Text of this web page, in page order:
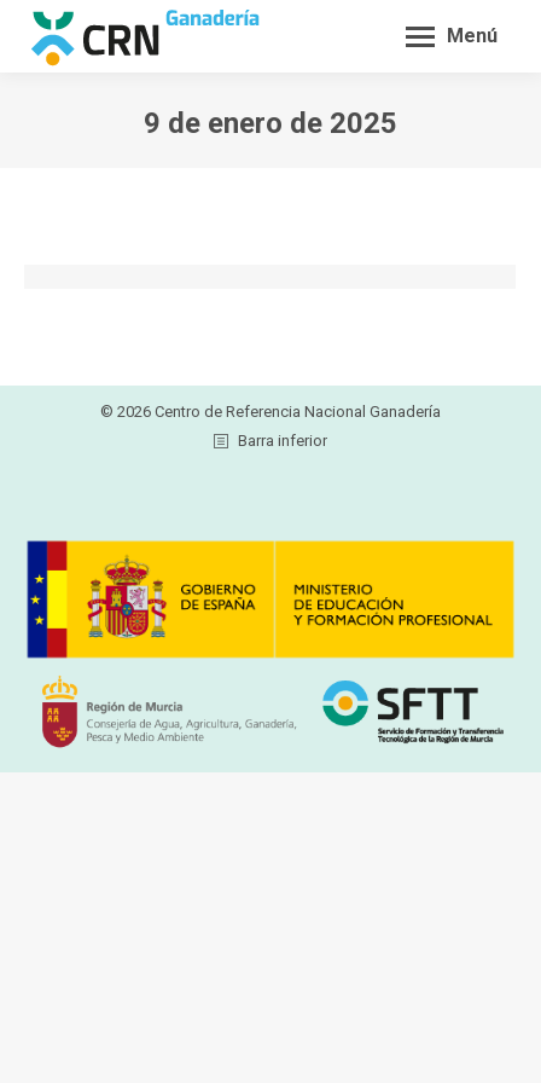
Menú
9 de enero de 2025
© 2026 Centro de Referencia Nacional Ganadería
Barra inferior